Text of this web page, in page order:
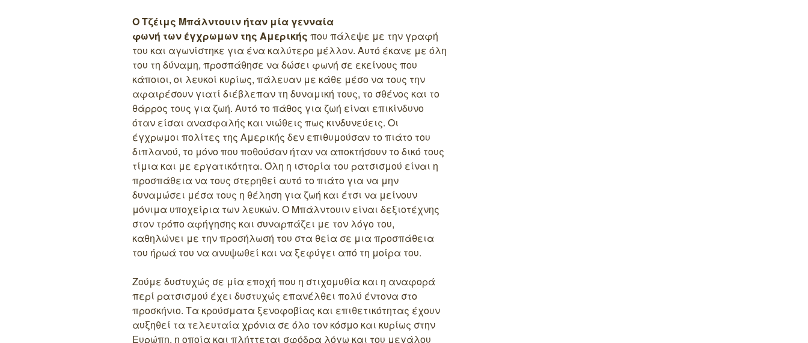
Ο Τζέιμς Μπάλντουιν ήταν μία γενναία
φωνή των έγχρωμων της Αμερικής που πάλεψε με την γραφή
του και αγωνίστηκε για ένα καλύτερο μέλλον. Αυτό έκανε με όλη
του τη δύναμη, προσπάθησε να δώσει φωνή σε εκείνους που
κάποιοι, οι λευκοί κυρίως, πάλευαν με κάθε μέσο να τους την
αφαιρέσουν γιατί διέβλεπαν τη δυναμική τους, το σθένος και το
θάρρος τους για ζωή. Αυτό το πάθος για ζωή είναι επικίνδυνο
όταν είσαι ανασφαλής και νιώθεις πως κινδυνεύεις. Οι
έγχρωμοι πολίτες της Αμερικής δεν επιθυμούσαν το πιάτο του
διπλανού, το μόνο που ποθούσαν ήταν να αποκτήσουν το δικό τους
τίμια και με εργατικότητα. Όλη η ιστορία του ρατσισμού είναι η
προσπάθεια να τους στερηθεί αυτό το πιάτο για να μην
δυναμώσει μέσα τους η θέληση για ζωή και έτσι να μείνουν
μόνιμα υποχείρια των λευκών. Ο Μπάλντουιν είναι δεξιοτέχνης
στον τρόπο αφήγησης και συναρπάζει με τον λόγο του,
καθηλώνει με την προσήλωσή του στα θεία σε μια προσπάθεια
του ήρωά του να ανυψωθεί και να ξεφύγει από τη μοίρα του.
Ζούμε δυστυχώς σε μία εποχή που η στιχομυθία και η αναφορά
περί ρατσισμού έχει δυστυχώς επανέλθει πολύ έντονα στο
προσκήνιο. Τα κρούσματα ξενοφοβίας και επιθετικότητας έχουν
αυξηθεί τα τελευταία χρόνια σε όλο τον κόσμο και κυρίως στην
Ευρώπη, η οποία και πλήττεται σφόδρα λόγω και του μεγάλου